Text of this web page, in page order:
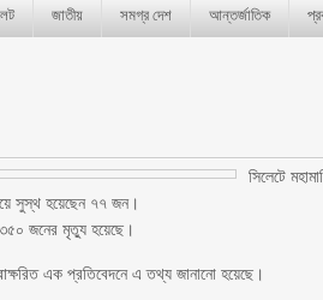
জাতীয় সমগ্র দেশ আন্তর্জাতিক
সিলেটে
সুস্থ হয়েছেন ৭৭ জন।
জনের মৃত্যু হয়েছে।
এক প্রতিবেদনে এ তথ্য জানানো হয়েছে।